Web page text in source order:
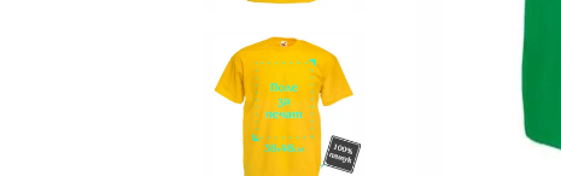
Рекламни торбички
Рекламни Плажни кърпи
Рекламен Пуф